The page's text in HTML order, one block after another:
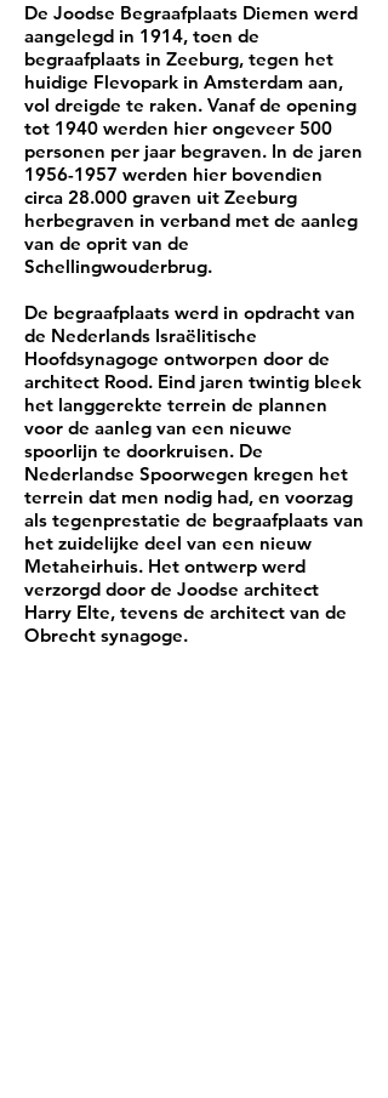
De Joodse Begraafplaats Diemen werd
aangelegd in 1914, toen de
begraafplaats in Zeeburg, tegen het
huidige Flevopark in Amsterdam aan,
vol dreigde te raken. Vanaf de opening
tot 1940 werden hier ongeveer 500
personen per jaar begraven. In de jaren
1956-1957 werden hier bovendien
circa 28.000 graven uit Zeeburg
herbegraven in verband met de aanleg
van de oprit van de
Schellingwouderbrug.
De begraafplaats werd in opdracht van
de Nederlands Israëlitische
Hoofdsynagoge ontworpen door de
architect Rood. Eind jaren twintig bleek
het langgerekte terrein de plannen
voor de aanleg van een nieuwe
spoorlijn te doorkruisen. De
Nederlandse Spoorwegen kregen het
terrein dat men nodig had, en voorzag
als tegenprestatie de begraafplaats van
het zuidelijke deel van een nieuw
Metaheirhuis. Het ontwerp werd
verzorgd door de Joodse architect
Harry Elte, tevens de architect van de
Obrecht synagoge.